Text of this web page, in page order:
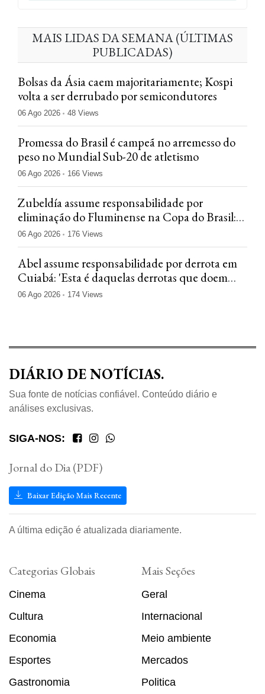
MAIS LIDAS DA SEMANA (ÚLTIMAS
PUBLICADAS)
Bolsas da Ásia caem majoritariamente; Kospi
volta a ser derrubado por semicondutores
06 Ago 2026 48 Views
Promessa do Brasil é campeã no arremesso do
peso no Mundial Sub-20 de atletismo
06 Ago 2026 166 Views
Zubeldía assume responsabilidade por
eliminação do Fluminense na Copa do Brasil:
'Jogamos mal'
06 Ago 2026 176 Views
Abel assume responsabilidade por derrota em
Cuiabá: 'Esta é daquelas derrotas que doem
menos'
06 Ago 2026 174 Views
DIÁRIO DE NOTÍCIAS.
Sua fonte de notícias confiável. Conteúdo diário e
análises exclusivas.
SIGA-NOS:
Jornal do Dia (PDF)
Baixar Edição Mais Recente
A última edição é atualizada diariamente.
Categorias Globais
Cinema
Cultura
Economia
Esportes
Gastronomia
Mais Seções
Geral
Internacional
Meio ambiente
Mercados
Politica